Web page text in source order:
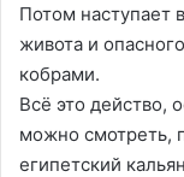
Потом наступает
живота и
кобрами.
Всё это действо,
можно смотреть,
египетский